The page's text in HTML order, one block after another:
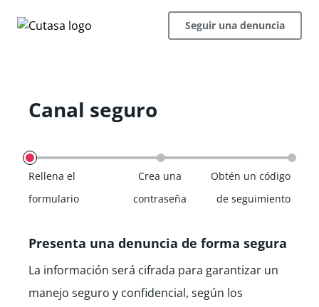
Seguir una denuncia
Canal seguro
Rellena el
formulario
Crea una
contraseña
Obtén un código
de seguimiento
Presenta una denuncia de forma segura
La información será cifrada para garantizar un
manejo seguro y confidencial, según los